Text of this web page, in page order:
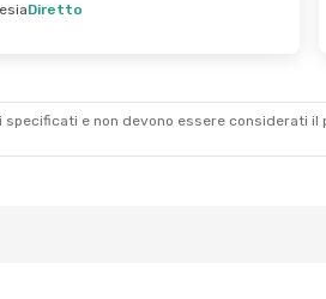
Diretto
e non devono essere considerati